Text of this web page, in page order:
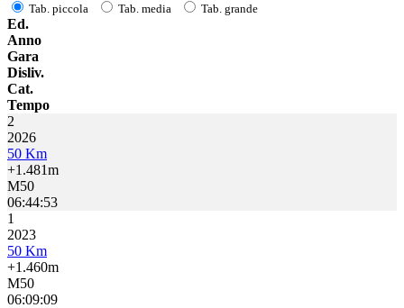
Tab. piccola Tab. media Tab. grande
Ed.
Anno
Gara
Disliv.
Cat.
Tempo
2
2026
50 Km
+1.481m
M50
06:44:53
1
2023
50 Km
+1.460m
M50
06:09:09